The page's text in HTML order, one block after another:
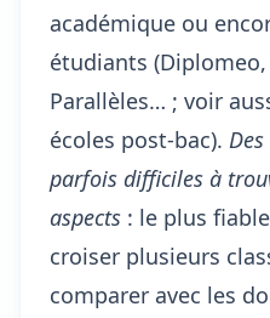
académique ou
étudiants
Parallèles… ; voir
écoles post-bac).
parfois difficiles à
aspects : le plus
croiser plusieurs
comparer avec les